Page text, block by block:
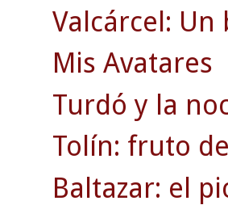
Valcárcel:
Mis Avatares
Turdó y la
Tolín: fruto
Baltazar: el